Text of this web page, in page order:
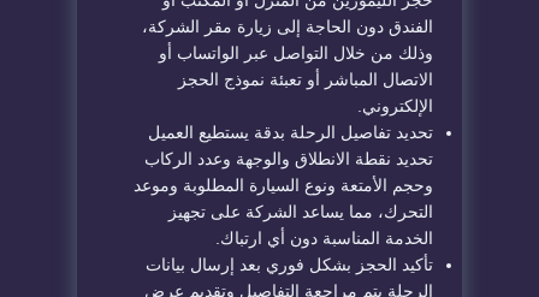
الفندق دون الحاجة إلى زيارة مقر الشركة،
وذلك من خلال التواصل عبر الواتساب أو
الاتصال المباشر أو تعبئة نموذج الحجز
الإلكتروني.
تحديد تفاصيل الرحلة بدقة يستطيع العميل
تحديد نقطة الانطلاق والوجهة وعدد الركاب
وحجم الأمتعة ونوع السيارة المطلوبة وموعد
التحرك، مما يساعد الشركة على تجهيز
الخدمة المناسبة دون أي ارتباك.
تأكيد الحجز بشكل فوري بعد إرسال بيانات
الرحلة يتم مراجعة التفاصيل وتقديم عرض